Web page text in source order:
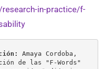
in-practice/f-
Amaya Cordoba,
de las "F-Words"